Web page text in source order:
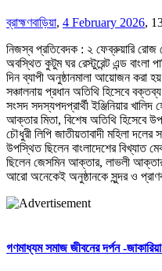
ব্রাহ্মণবাড়িয়া, 4 February 2026,
নিজস্ব প্রতিবেদক : ২ ফেব্রুয়ারি রোজ
অবস্থিত কুটুম ঘর রেস্টুরেন্ট এন্ড বাংলা
দিন ব্যাপী অনুষ্ঠানমালা আয়োজন করা
সঞ্চালনায় প্রধান অতিথি হিসেবে
সংসদ সদস্যপদপ্রার্থী ইঞ্জিনিয়ার
আক্তার মিতা, বিশেষ অতিথি হিসেবে
চৌধুরী লিপি জাতীয়তাবাদী মহিলা দলের
উপস্থিত ছিলেন বাংলাদেশের বিখ্যাত
ছিলেন জেসমিন আক্তার, লাভলী
আরো অনেকেই অনুষ্ঠানকে সুন্দর ও
গণমাধ্যম সমাজ জীবনের দর্পন -